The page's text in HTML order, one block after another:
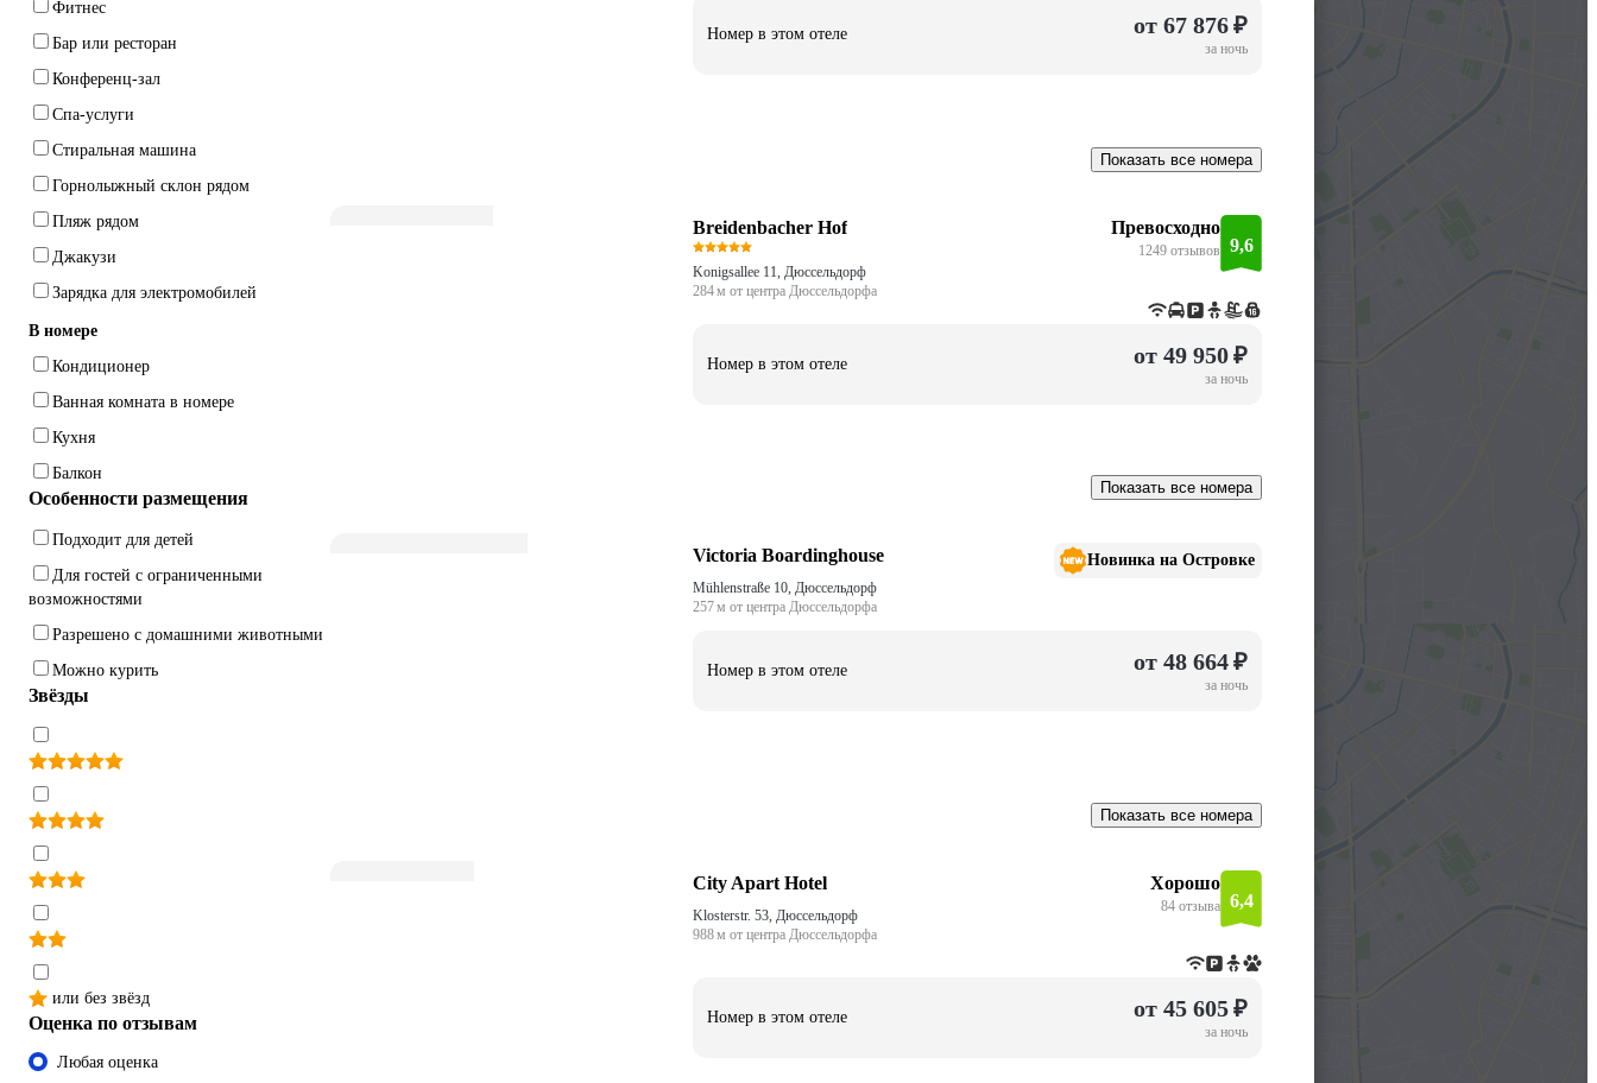
Фитнес
Бар или ресторан
Конференц-зал
Спа-услуги
Стиральная машина
Горнолыжный склон рядом
Пляж рядом
Джакузи
Зарядка для электромобилей
В номере
Кондиционер
Ванная комната в номере
Кухня
Балкон
Особенности размещения
Подходит для детей
Для гостей с ограниченными
возможностями
Разрешено с домашними животными
Можно курить
Звёзды
или без звёзд
Оценка по отзывам
Любая оценка
Номер в этом отеле от 67 876 ₽
за ночь
Показать все номера
Breidenbacher Hof
Konigsallee 11, Дюссельдорф
284 м от центра Дюссельдорфа
Превосходно
1249 отзывов 9,6
Номер в этом отеле от 49 950 ₽
за ночь
Показать все номера
Victoria Boardinghouse
Mühlenstraße 10, Дюссельдорф
257 м от центра Дюссельдорфа
Новинка на Островке
Номер в этом отеле от 48 664 ₽
за ночь
Показать все номера
City Apart Hotel
Klosterstr. 53, Дюссельдорф
988 м от центра Дюссельдорфа
Хорошо
84 отзыва 6,4
Номер в этом отеле от 45 605 ₽
за ночь